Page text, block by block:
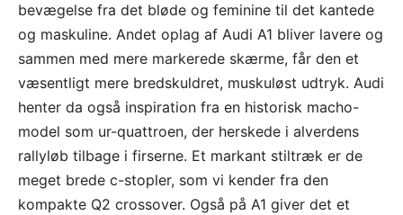
bevægelse fra det bløde og feminine til det kantede
og maskuline. Andet oplag af Audi A1 bliver lavere og
sammen med mere markerede skærme, får den et
væsentligt mere bredskuldret, muskuløst udtryk. Audi
henter da også inspiration fra en historisk macho-
model som ur-quattroen, der herskede i alverdens
rallyløb tilbage i firserne. Et markant stiltræk er de
meget brede c-stopler, som vi kender fra den
kompakte Q2 crossover. Også på A1 giver det et